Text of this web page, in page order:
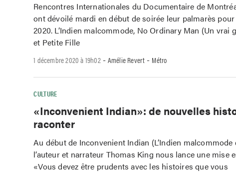
Rencontres Internationales du Documentaire de
ont dévoilé mardi en début de soirée leur palmarès pour
2020. L’Indien malcommode, No Ordinary Man (Un vrai
et Petite Fille
1 décembre 2020 à 19h02-Amélie Revert - Métro
CULTURE
«Inconvenient Indian»: de nouvelles
raconter
Au début de Inconvenient Indian (L’Indien malcommode
l’auteur et narrateur Thomas King nous lance une mise
«Vous devez être prudents avec les histoires que vous